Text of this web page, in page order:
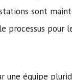
sont
processus pour
une équipe